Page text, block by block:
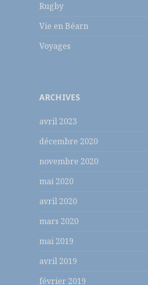
Rugby
Vie en Béarn
Voyages
ARCHIVES
avril 2023
décembre 2020
novembre 2020
mai 2020
avril 2020
mars 2020
mai 2019
avril 2019
février 2019